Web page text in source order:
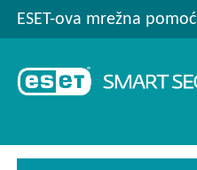
ESET-ova mrežna pomoć